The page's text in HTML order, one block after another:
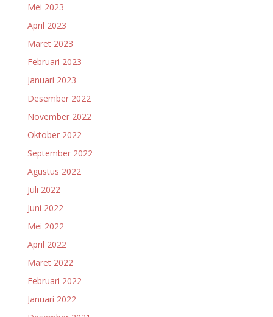
Mei 2023
April 2023
Maret 2023
Februari 2023
Januari 2023
Desember 2022
November 2022
Oktober 2022
September 2022
Agustus 2022
Juli 2022
Juni 2022
Mei 2022
April 2022
Maret 2022
Februari 2022
Januari 2022